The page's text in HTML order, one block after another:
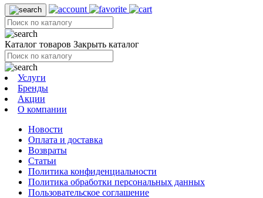
Каталог товаров Закрыть каталог
Услуги
Бренды
Акции
О компании
Новости
Оплата и доставка
Возвраты
Статьи
Политика конфиденциальности
Политика обработки персональных данных
Пользовательское соглашение